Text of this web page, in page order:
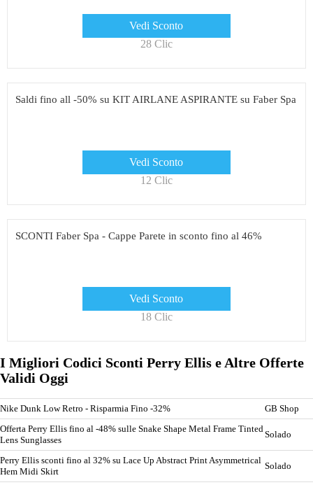
Vedi Sconto
28 Clic
Saldi fino all -50% su KIT AIRLANE ASPIRANTE su Faber Spa
Vedi Sconto
12 Clic
SCONTI Faber Spa - Cappe Parete in sconto fino al 46%
Vedi Sconto
18 Clic
I Migliori Codici Sconti Perry Ellis e Altre Offerte
Validi Oggi
Nike Dunk Low Retro - Risparmia Fino -32%
GB Shop
Offerta Perry Ellis fino al -48% sulle Snake Shape Metal Frame Tinted
Lens Sunglasses
Solado
Perry Ellis sconti fino al 32% su Lace Up Abstract Print Asymmetrical
Hem Midi Skirt
Solado